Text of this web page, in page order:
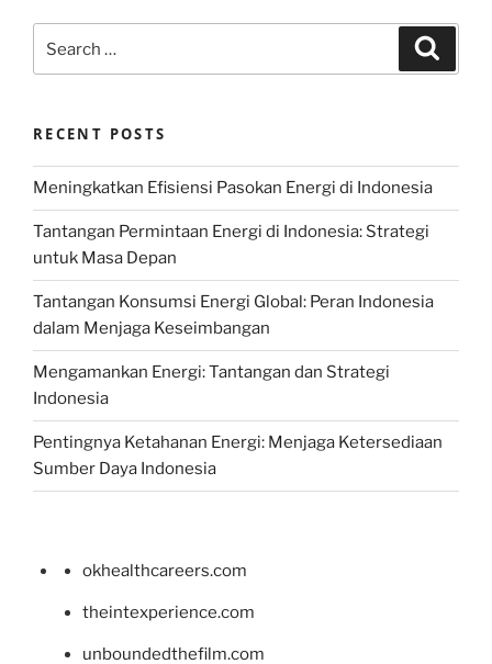
for:
RECENT POSTS
Meningkatkan Efisiensi Pasokan Energi di Indonesia
Tantangan Permintaan Energi di Indonesia: Strategi
untuk Masa Depan
Tantangan Konsumsi Energi Global: Peran Indonesia
dalam Menjaga Keseimbangan
Mengamankan Energi: Tantangan dan Strategi
Indonesia
Pentingnya Ketahanan Energi: Menjaga Ketersediaan
Sumber Daya Indonesia
okhealthcareers.com
theintexperience.com
unboundedthefilm.com